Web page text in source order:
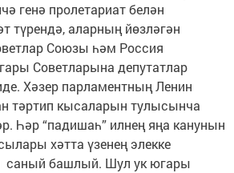
генә пролетариат белән
түрендә, аларның йөзләгән
Союзы һәм Россия
Советларына депутатлар
Хәзер парламентның Ленин
тәртип кысаларын тулысынча
Һәр “падишаһ” илнең яңа канунын
хәтта үзенең элекке
саный башлый. Шул ук югары